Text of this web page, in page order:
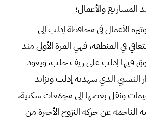
المشاريع والأعمال؛
الأعمال في محافظة إدلب إلى
في المنطقة، فهي المرة الأولى منذ
تتفوق فيها إدلب على ريف حلب، ويعود
النسبي الذي شهدته إدلب وتزايد
ونقل بعضها إلى مجمّعات سكنية،
الناجمة عن حركة النزوح الأخيرة من